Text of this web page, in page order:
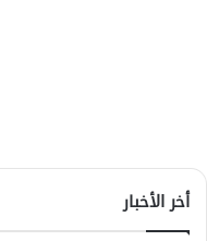
أخر الأخبار